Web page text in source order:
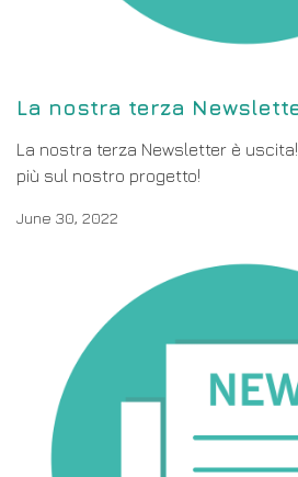
La nostra terza
La nostra terza Newsletter è
più sul nostro progetto!
June 30, 2022